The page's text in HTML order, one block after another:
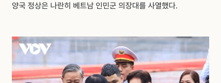
양국 정상은 나란히 베트남 인민군 의장대를 사열했다.